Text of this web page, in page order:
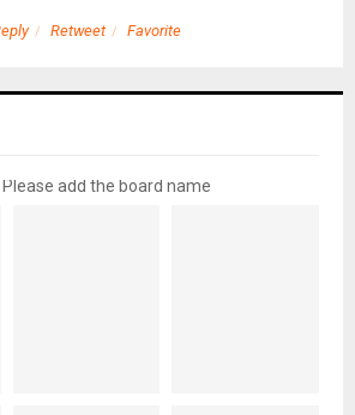
Retweet Favorite
add the board name